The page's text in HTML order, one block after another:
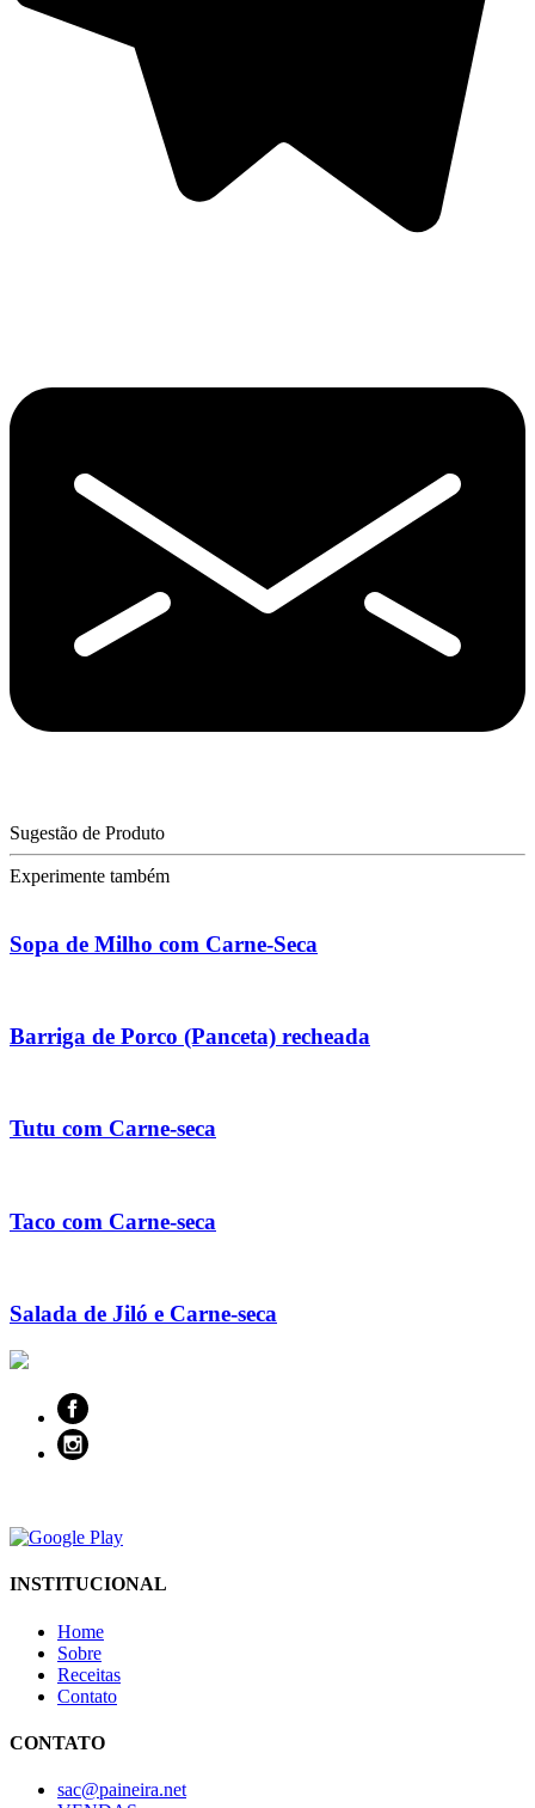
Sugestão de Produto
Experimente também
Sopa de Milho com Carne-Seca
Barriga de Porco (Panceta) recheada
Tutu com Carne-seca
Taco com Carne-seca
Salada de Jiló e Carne-seca
INSTITUCIONAL
Home
Sobre
Receitas
Contato
CONTATO
sac@paineira.net